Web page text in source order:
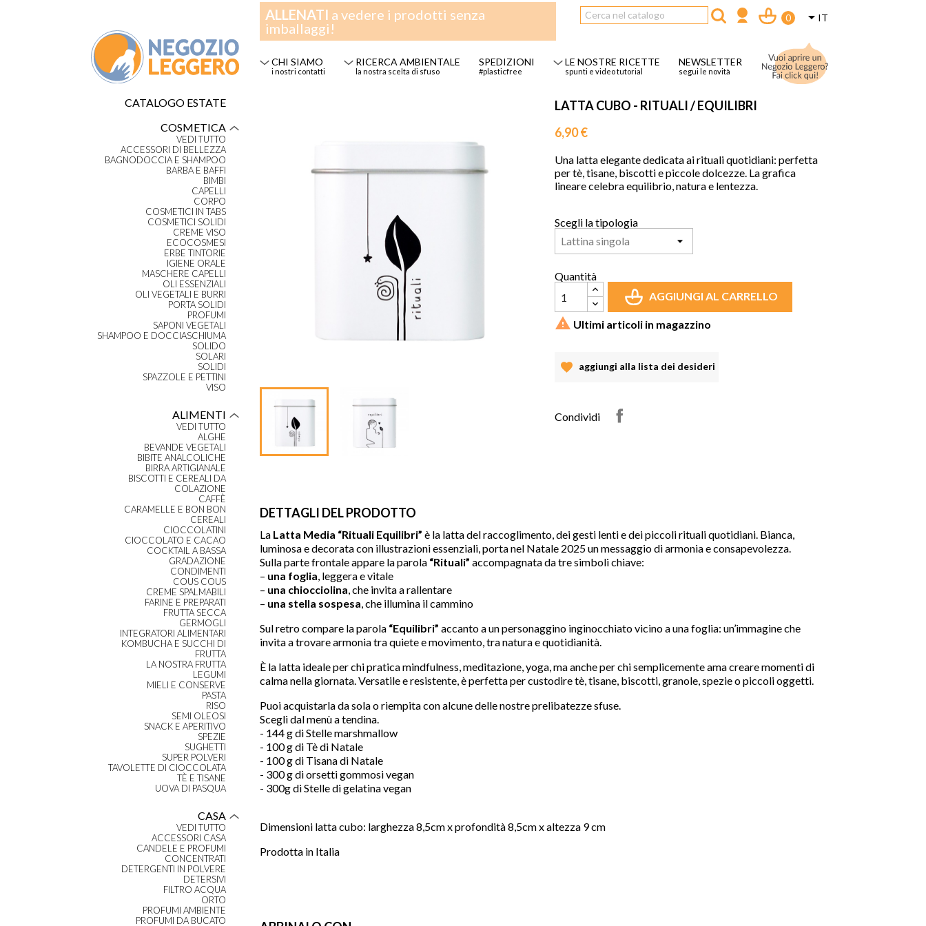
IT
0

ALLENATI a vedere i prodotti senza
imballaggi!
CHI SIAMO
i nostri contatti
RICERCA AMBIENTALE
la nostra scelta di sfuso
SPEDIZIONI
#plasticfree
LE NOSTRE RICETTE
spunti e video tutorial
NEWSLETTER
segui le novità
CATALOGO ESTATE
COSMETICA
VEDI TUTTO
ACCESSORI DI BELLEZZA
BAGNODOCCIA E SHAMPOO
BARBA E BAFFI
BIMBI
CAPELLI
CORPO
COSMETICI IN TABS
COSMETICI SOLIDI
CREME VISO
ECOCOSMESI
ERBE TINTORIE
IGIENE ORALE
MASCHERE CAPELLI
OLI ESSENZIALI
OLI VEGETALI E BURRI
PORTA SOLIDI
PROFUMI
SAPONI VEGETALI
SHAMPOO E DOCCIASCHIUMA
SOLIDO
SOLARI
SOLIDI
SPAZZOLE E PETTINI
VISO
ALIMENTI
VEDI TUTTO
ALGHE
BEVANDE VEGETALI
BIBITE ANALCOLICHE
BIRRA ARTIGIANALE
BISCOTTI E CEREALI DA
COLAZIONE
CAFFÈ
CARAMELLE E BON BON
CEREALI
CIOCCOLATINI
CIOCCOLATO E CACAO
COCKTAIL A BASSA
GRADAZIONE
CONDIMENTI
COUS COUS
CREME SPALMABILI
FARINE E PREPARATI
FRUTTA SECCA
GERMOGLI
INTEGRATORI ALIMENTARI
KOMBUCHA E SUCCHI DI
FRUTTA
LA NOSTRA FRUTTA
LEGUMI
MIELI E CONSERVE
PASTA
RISO
SEMI OLEOSI
SNACK E APERITIVO
SPEZIE
SUGHETTI
SUPER POLVERI
TAVOLETTE DI CIOCCOLATA
TÈ E TISANE
UOVA DI PASQUA
CASA
VEDI TUTTO
ACCESSORI CASA
CANDELE E PROFUMI
CONCENTRATI
DETERGENTI IN POLVERE
DETERSIVI
FILTRO ACQUA
ORTO
PROFUMI AMBIENTE
PROFUMI DA BUCATO
LATTA CUBO - RITUALI / EQUILIBRI
6,90 €
Una latta elegante dedicata ai rituali quotidiani: perfetta
per tè, tisane, biscotti e piccole dolcezze. La grafica
lineare celebra equilibrio, natura e lentezza.
Scegli la tipologia
Quantità
AGGIUNGI AL CARRELLO
 Ultimi articoli in magazzino
aggiungi alla lista dei desideri
Condividi
DETTAGLI DEL PRODOTTO
La Latta Media “Rituali Equilibri” è la latta del raccoglimento, dei gesti lenti e dei piccoli rituali quotidiani. Bianca,
luminosa e decorata con illustrazioni essenziali, porta nel Natale 2025 un messaggio di armonia e consapevolezza.
Sulla parte frontale appare la parola “Rituali” accompagnata da tre simboli chiave:
– una foglia , leggera e vitale
– una chiocciolina , che invita a rallentare
– una stella sospesa , che illumina il cammino
Sul retro compare la parola “Equilibri” accanto a un personaggino inginocchiato vicino a una foglia: un’immagine che
invita a trovare armonia tra quiete e movimento, tra natura e quotidianità.
È la latta ideale per chi pratica mindfulness, meditazione, yoga, ma anche per chi semplicemente ama creare momenti di
calma nella giornata. Versatile e resistente, è perfetta per custodire tè, tisane, biscotti, granole, spezie o piccoli oggetti.
Puoi acquistarla da sola o riempita con alcune delle nostre prelibatezze sfuse.
Scegli dal menù a tendina.
- 144 g di Stelle marshmallow
- 100 g di Tè di Natale
- 100 g di Tisana di Natale
- 300 g di orsetti gommosi vegan
- 300g di Stelle di gelatina vegan
Dimensioni latta cubo: larghezza 8,5cm x profondità 8,5cm x altezza 9 cm
Prodotta in Italia